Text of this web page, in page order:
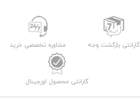
گارانتی بازگشت وجه مشاوره تخصصی خرید
گارانتی محصول اورجینال